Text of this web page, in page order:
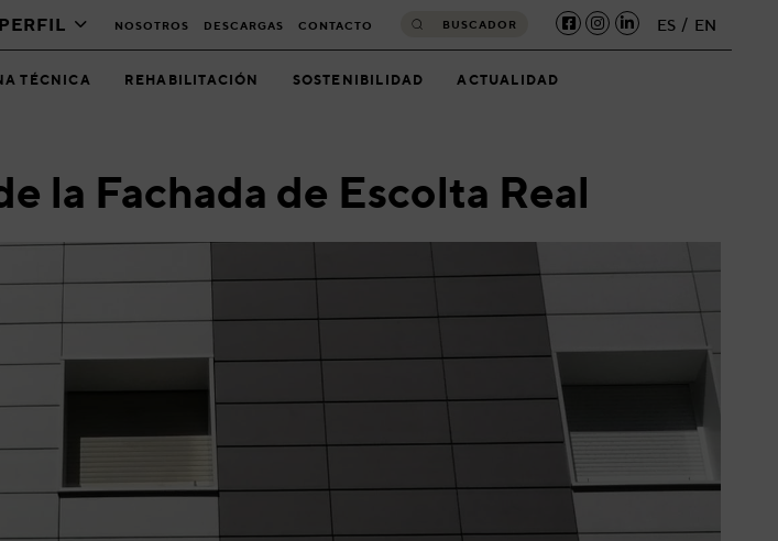
NOSOTROS DESCARGAS CONTACTO BUSCADOR ES EN
TÉCNICA REHABILITACIÓN SOSTENIBILIDAD ACTUALIDAD
la Fachada de Escolta Real